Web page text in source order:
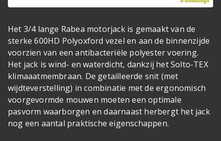
Het 3/4 lange Rabea motorjack is gemaakt van de
sterke 600HD Polyoxford vezel en aan de binnenzijde
voorzien van een antibacteriële polyester voering.
Het jack is wind- en waterdicht, dankzij het Solto-TEX
klimaaatmembraan. De getailleerde snit (met
wijdteverstelling) in combinatie met de ergonomisch
voorgevormde mouwen moeten een optimale
pasvorm waarborgen en daarnaast herbergt het jack
nog een aantal praktische eigenschappen.